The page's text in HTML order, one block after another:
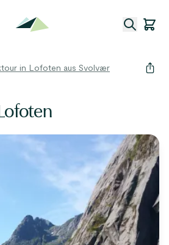
in Lofoten aus Svolvær